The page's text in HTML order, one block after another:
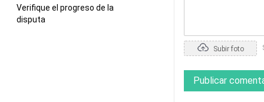
Subir foto
Publicar
Verifique el progreso de la
disputa